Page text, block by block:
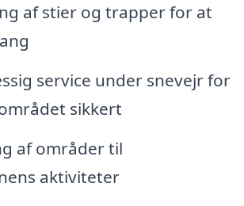
af stier og trapper for at
service under snevejr for
sikkert
af områder til
aktiviteter